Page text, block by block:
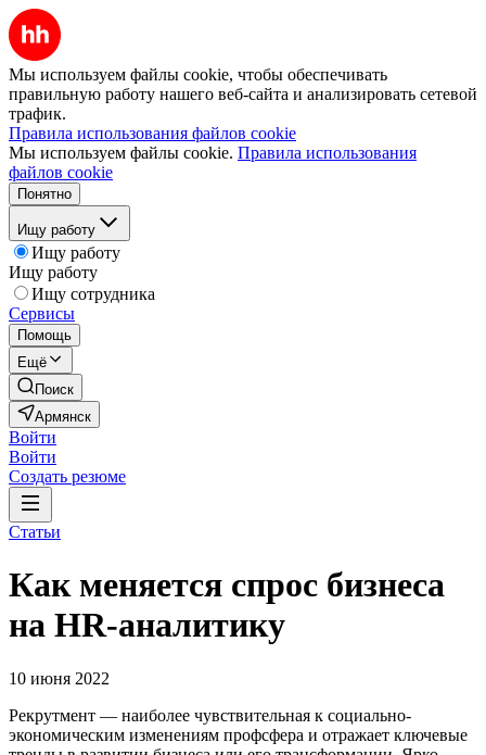
Мы используем файлы cookie, чтобы обеспечивать
правильную работу нашего веб-сайта и анализировать сетевой
трафик.
Правила использования файлов cookie
Мы используем файлы cookie. Правила использования
файлов cookie
Понятно
Ищу работу
Ищу работу
Ищу работу
Ищу сотрудника
Сервисы
Помощь
Ещё
Поиск
Армянск
Войти
Войти
Создать резюме
Статьи
Как меняется спрос бизнеса
на HR-аналитику
10 июня 2022
Рекрутмент — наиболее чувствительная к социально-
экономическим изменениям профсфера и отражает ключевые